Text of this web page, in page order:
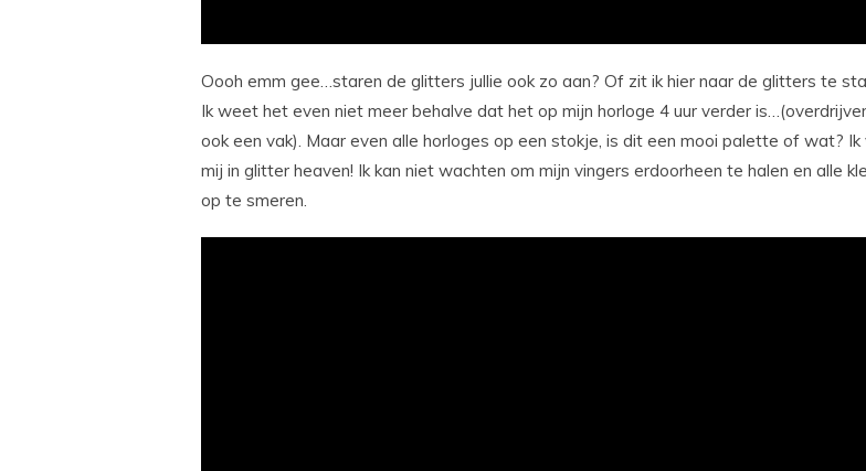
Oooh emm gee…staren de glitters jullie ook zo aan? Of zit ik hier naar de glitters te
Ik weet het even niet meer behalve dat het op mijn horloge 4 uur verder
ook een vak). Maar even alle horloges op een stokje, is dit een mooi palette of wat? Ik
mij in glitter heaven! Ik kan niet wachten om mijn vingers erdoorheen te halen en alle
op te smeren.